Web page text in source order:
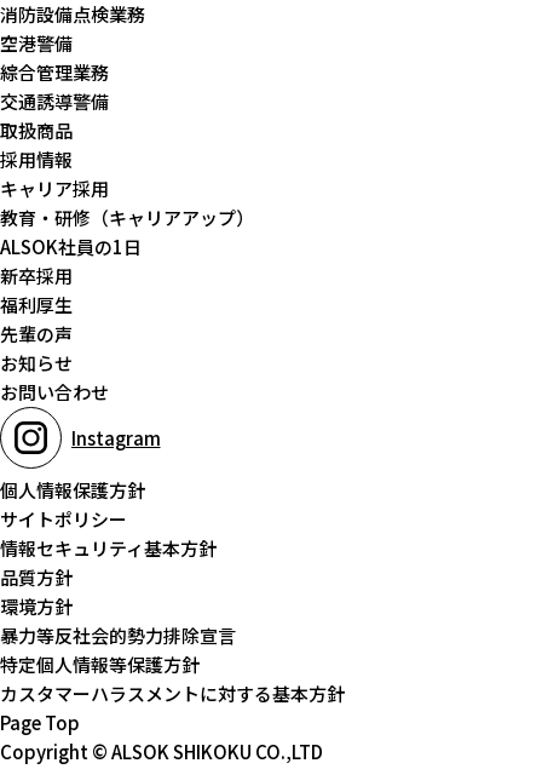
消防設備点検業務
空港警備
綜合管理業務
交通誘導警備
取扱商品
採用情報
キャリア採用
教育・研修（キャリアアップ）
ALSOK社員の1日
新卒採用
福利厚生
先輩の声
お知らせ
お問い合わせ
Instagram
個人情報保護方針
サイトポリシー
情報セキュリティ基本方針
品質方針
環境方針
暴力等反社会的勢力排除宣言
特定個人情報等保護方針
カスタマーハラスメントに対する基本方針
Page Top
Copyright © ALSOK SHIKOKU CO.,LTD